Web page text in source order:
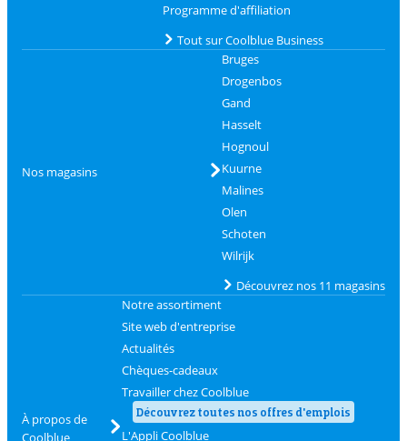
Programme d'affiliation
Tout sur Coolblue Business
Nos magasins
Bruges
Drogenbos
Gand
Hasselt
Hognoul
Kuurne
Malines
Olen
Schoten
Wilrijk
Découvrez nos 11 magasins
À propos de
Coolblue
Notre assortiment
Site web d'entreprise
Actualités
Chèques-cadeaux
Travailler chez Coolblue
Découvrez toutes nos offres d'emplois
L'Appli Coolblue